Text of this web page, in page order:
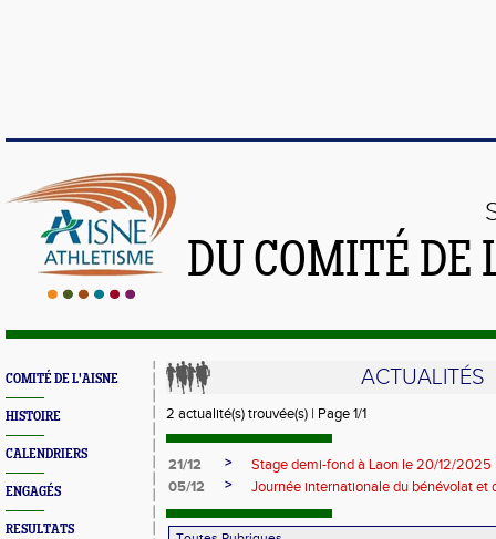
DU COMITÉ
COMITÉ DE L'AISNE
HISTOIRE
CALENDRIERS
ENGAGÉS
RESULTATS
ACTUALITÉS
2 actualité(s) trouvée(s) | Page 1/1
21/12 >
Stage demi-fond à Laon le 20/12/2025
05/12
> Journée internationale du bénévolat et